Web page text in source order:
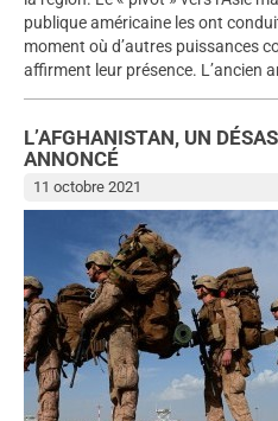
publique américaine les ont
moment où d’autres puissances
affirment leur présence. L’ancien
L’AFGHANISTAN, UN
ANNONCÉ
11 octobre 2021